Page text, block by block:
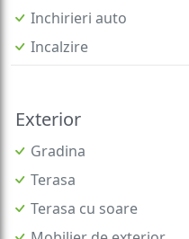
Inchirieri auto
Incalzire
Exterior
Gradina
Terasa
Terasa cu soare